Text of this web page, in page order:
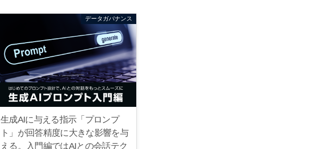
データガバナンス
生成AIに与える指示「プロンプ
ト」が回答精度に大きな影響を与
える。入門編ではAIとの会話テク